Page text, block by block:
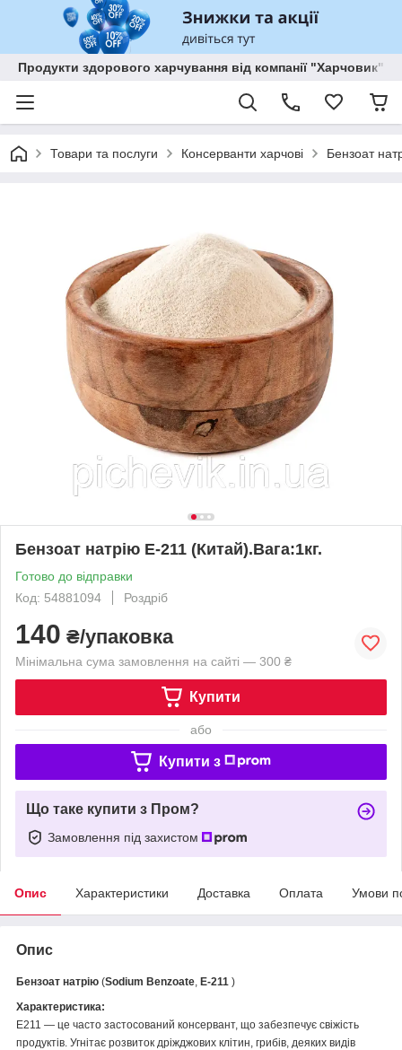
Продукти здорового харчування від компанії "Харчовик"
Товари та послуги Консерванти харчові Бензоат
Бензоат натрію Е-211 (Китай).Вага:1кг.
Готово до відправки
Код: 54881094
Роздріб
140 ₴/упаковка
Мінімальна сума замовлення на сайті — 300 ₴
Купити
або
Купити з
Що таке купити з Пром?
Замовлення під захистом
Опис Характеристики Доставка Оплата Умови
Опис
Бензоат натрію (Sodium Benzoate Е-211 )
Характеристика:
E211 — це часто застосований консервант, що забезпечує свіжість
продуктів. Угнітає розвиток дріжджових клітин, грибів, деяких видів